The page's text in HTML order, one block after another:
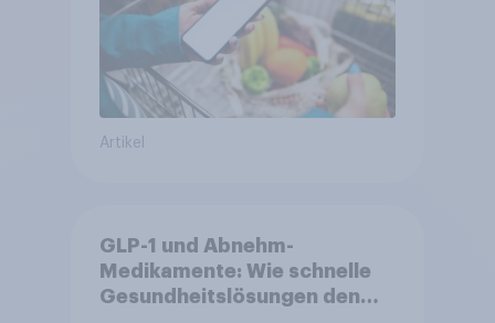
Artikel
GLP-1 und Abnehm-
Medikamente: Wie schnelle
Gesundheitslösungen den